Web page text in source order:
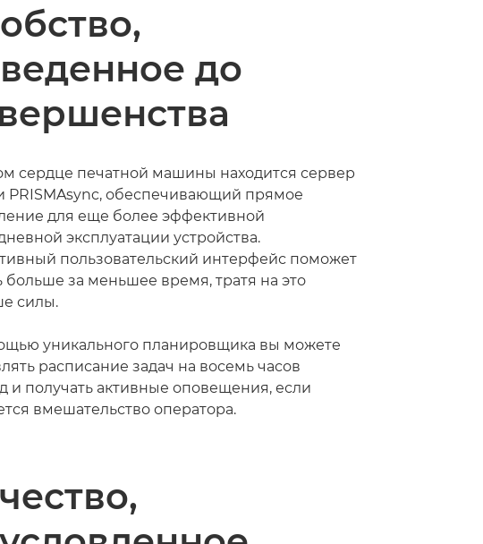
до
сердце печатной машины находится сервер
PRISMAsync, обеспечивающий прямое
для еще более эффективной
эксплуатации устройства.
пользовательский интерфейс поможет
больше за меньшее время, тратя на это
силы.
уникального планировщика вы можете
расписание задач на восемь часов
и получать активные оповещения, если
вмешательство оператора.